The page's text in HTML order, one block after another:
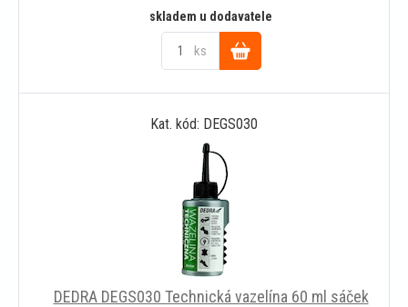
skladem u dodavatele
ks
Do
košíku
Kat. kód: DEGS030
DEDRA DEGS030 Technická vazelína 60 ml sáček